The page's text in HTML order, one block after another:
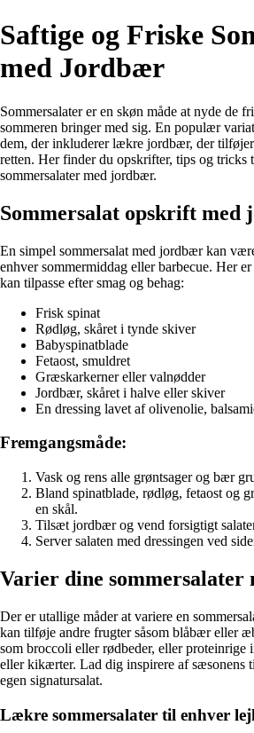
Saftige og Friske
med Jordbær
Sommersalater er en skøn måde at nyde de
sommeren bringer med sig. En populær
dem, der inkluderer lækre jordbær, der
retten. Her finder du opskrifter, tips og tricks
sommersalater med jordbær.
Sommersalat opskrift
En simpel sommersalat med jordbær kan
enhver sommermiddag eller barbecue. Her
kan tilpasse efter smag og behag:
Frisk spinat
Rødløg, skåret i tynde skiver
Babyspinatblade
Fetaost, smuldret
Græskarkerner eller valnødder
Jordbær, skåret i halve eller skiver
En dressing lavet af olivenolie,
Fremgangsmåde:
Vask og rens alle grøntsager og bær
Bland spinatblade, rødløg, fetaost og
en skål.
Tilsæt jordbær og vend forsigtigt
Server salaten med dressingen ved
Varier dine
Der er utallige måder at variere en
kan tilføje andre frugter såsom blåbær eller
som broccoli eller rødbeder, eller proteinrige
eller kikærter. Lad dig inspirere af sæsonens
egen signatursalat.
Lækre sommersalater til enhver